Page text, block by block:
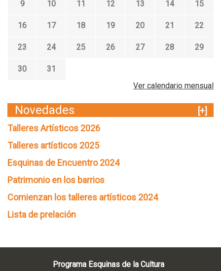
9 10 11 12 13 14 15
16 17 18 19 20 21 22
23 24 25 26 27 28 29
30
31
Ver calendario mensual
Novedades
[+]
Talleres Artísticos 2026
Talleres artísticos 2025
Esquinas de Encuentro 2024
Patrimonio en los barrios
Comienzan los talleres artísticos 2024
Lista de prelación
Programa Esquinas de la Cultura